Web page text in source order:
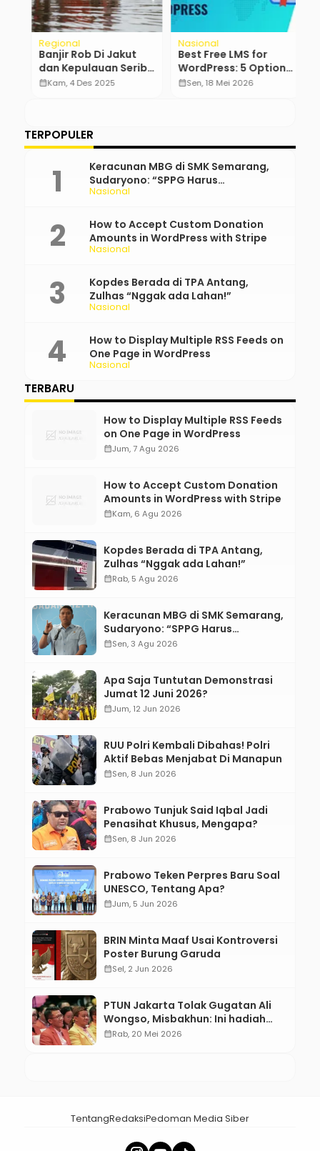
Regional
Banjir Rob Di Jakut
dan Kepulauan Seribu
Melanda 16 RT dan 3
calendar_monthKam, 4 Des 2025
Nasional
Best Free LMS for
WordPress: 5 Options
Compared for 2026
calendar_monthSen, 18 Mei 2026
TERPOPULER
Nasional
Keracunan MBG di SMK Semarang,
Sudaryono: “SPPG Harus
Bertanggung Jawab!”
Nasional
How to Accept Custom Donation
Amounts in WordPress with Stripe
Nasional
Kopdes Berada di TPA Antang,
Zulhas “Nggak ada Lahan!”
Nasional
How to Display Multiple RSS Feeds on
One Page in WordPress
TERBARU
How to Display Multiple RSS Feeds
on One Page in WordPress
calendar_monthJum, 7 Agu 2026
How to Accept Custom Donation
Amounts in WordPress with Stripe
calendar_monthKam, 6 Agu 2026
Kopdes Berada di TPA Antang,
Zulhas “Nggak ada Lahan!”
calendar_monthRab, 5 Agu 2026
Keracunan MBG di SMK Semarang,
Sudaryono: “SPPG Harus
Bertanggung Jawab!”
calendar_monthSen, 3 Agu 2026
Apa Saja Tuntutan Demonstrasi
Jumat 12 Juni 2026?
calendar_monthJum, 12 Jun 2026
RUU Polri Kembali Dibahas! Polri
Aktif Bebas Menjabat Di Manapun
calendar_monthSen, 8 Jun 2026
Prabowo Tunjuk Said Iqbal Jadi
Penasihat Khusus, Mengapa?
calendar_monthSen, 8 Jun 2026
Prabowo Teken Perpres Baru Soal
UNESCO, Tentang Apa?
calendar_monthJum, 5 Jun 2026
BRIN Minta Maaf Usai Kontroversi
Poster Burung Garuda
calendar_monthSel, 2 Jun 2026
PTUN Jakarta Tolak Gugatan Ali
Wongso, Misbakhun: Ini hadiah
Ulang Tahun Ke-66 SOKSI
calendar_monthRab, 20 Mei 2026
TentangRedaksiPedoman Media Siber